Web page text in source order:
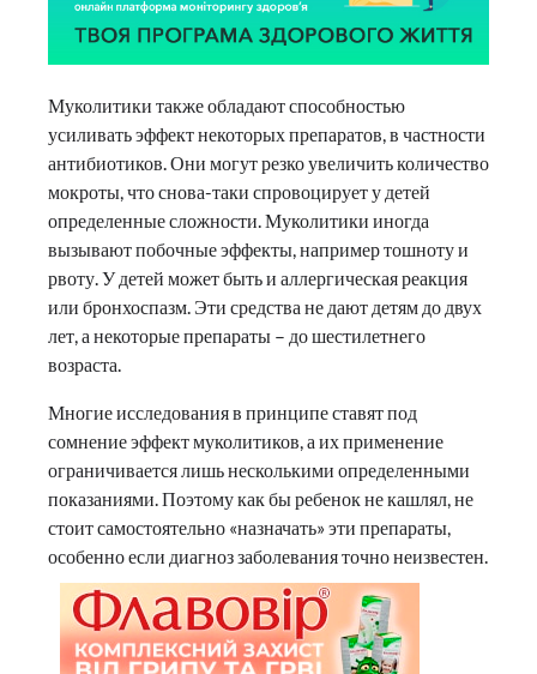
Муколитики также обладают способностью
усиливать эффект некоторых препаратов, в частности
антибиотиков. Они могут резко увеличить количество
мокроты, что снова-таки спровоцирует у детей
определенные сложности. Муколитики иногда
вызывают побочные эффекты, например тошноту и
рвоту. У детей может быть и аллергическая реакция
или бронхоспазм. Эти средства не дают детям до двух
лет, а некоторые препараты – до шестилетнего
возраста.
Многие исследования в принципе ставят под
сомнение эффект муколитиков, а их применение
ограничивается лишь несколькими определенными
показаниями. Поэтому как бы ребенок не кашлял, не
стоит самостоятельно «назначать» эти препараты,
особенно если диагноз заболевания точно неизвестен.